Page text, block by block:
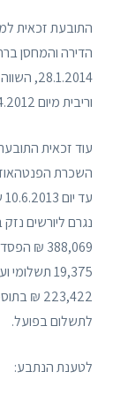
התובעת זכאית
וריבית מיום 30.4.2012 ועד לתשלום בפועל.
עוד זכאית
19,375
לתשלום בפועל.
לטענת הנתבע: